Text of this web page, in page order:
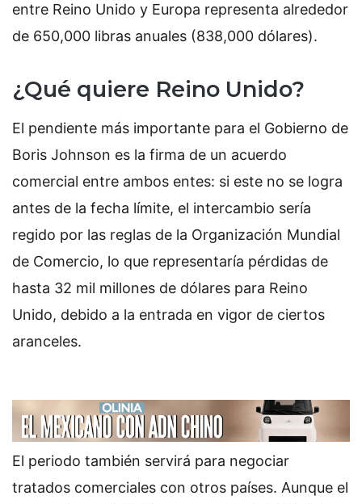
entre Reino Unido y Europa representa alrededor
de 650,000 libras anuales (838,000 dólares).
¿Qué quiere Reino Unido?
El pendiente más importante para el Gobierno de
Boris Johnson es la firma de un acuerdo
comercial entre ambos entes: si este no se logra
antes de la fecha límite, el intercambio sería
regido por las reglas de la Organización Mundial
de Comercio, lo que representaría pérdidas de
hasta 32 mil millones de dólares para Reino
Unido, debido a la entrada en vigor de ciertos
aranceles.
El periodo también servirá para negociar
tratados comerciales con otros países. Aunque el